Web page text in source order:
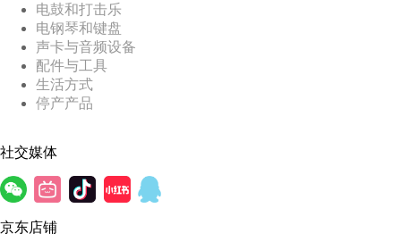
电鼓和打击乐
电钢琴和键盘
声卡与音频设备
配件与工具
生活方式
停产产品
社交媒体
京东店铺